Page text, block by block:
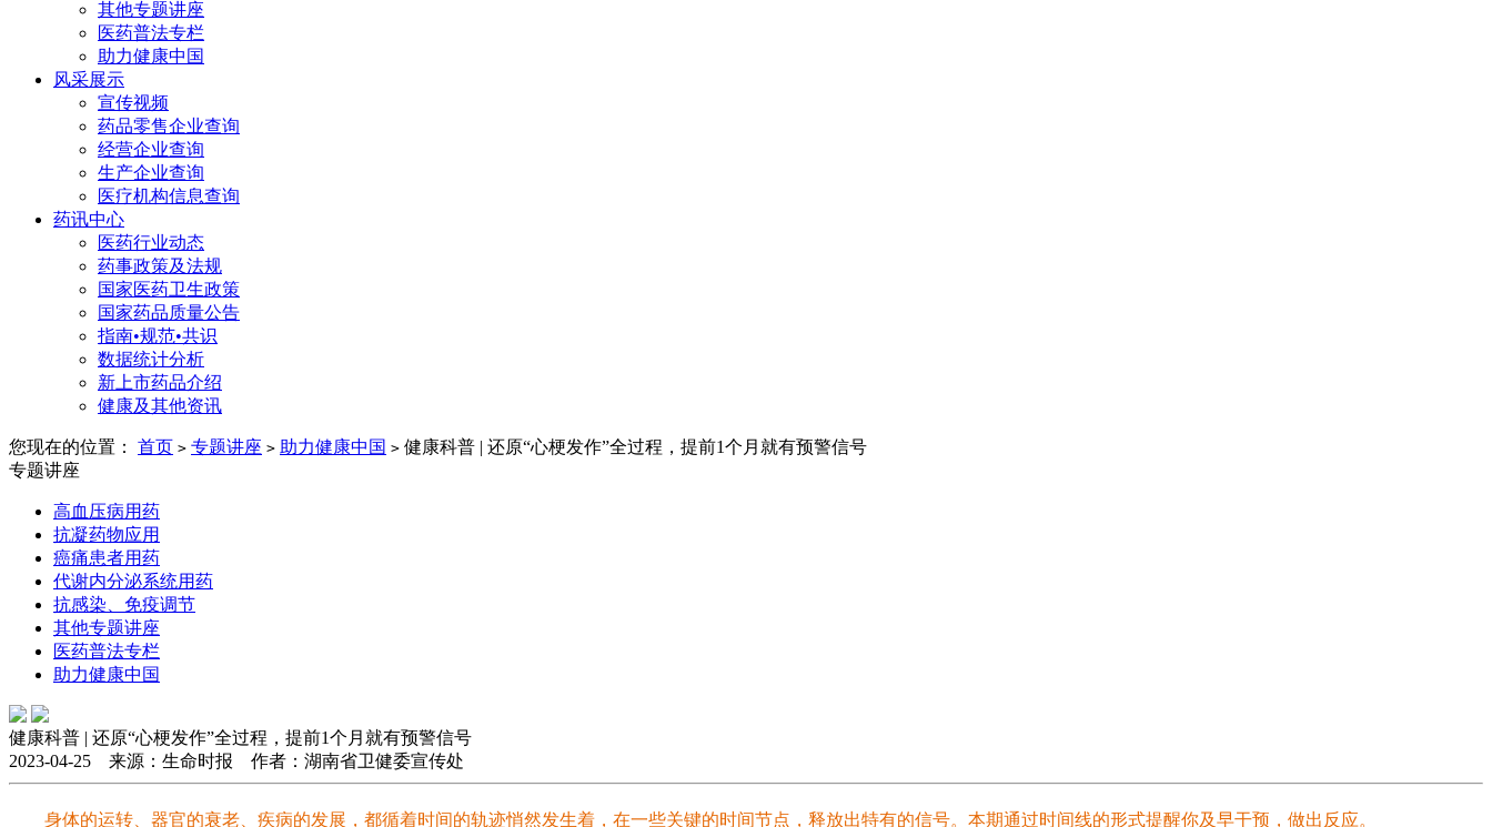
其他专题讲座
医药普法专栏
助力健康中国
风采展示
宣传视频
药品零售企业查询
经营企业查询
生产企业查询
医疗机构信息查询
药讯中心
医药行业动态
药事政策及法规
国家医药卫生政策
国家药品质量公告
指南•规范•共识
数据统计分析
新上市药品介绍
健康及其他资讯
您现在的位置： 首页 > 专题讲座 > 助力健康中国 > 健康科普 | 还原“心梗发作”全过程，提前1个月就有预警信号
专题讲座
高血压病用药
抗凝药物应用
癌痛患者用药
代谢内分泌系统用药
抗感染、免疫调节
其他专题讲座
医药普法专栏
助力健康中国
健康科普 | 还原“心梗发作”全过程，提前1个月就有预警信号
2023-04-25 来源：生命时报 作者：湖南省卫健委宣传处
身体的运转、器官的衰老、疾病的发展，都循着时间的轨迹悄然发生着，在一些关键的时间节点，释放出特有的信号。本期通过时间线的形式提醒你及早干预，做出反应。